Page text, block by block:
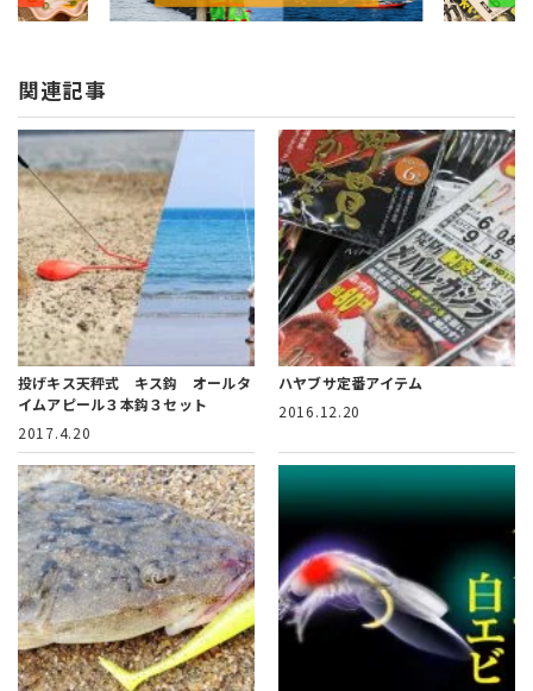
関連記事
投げキス天秤式 キス鈎 オールタ
イムアピール３本鈎３セット
2017.4.20
ハヤブサ定番アイテム
2016.12.20